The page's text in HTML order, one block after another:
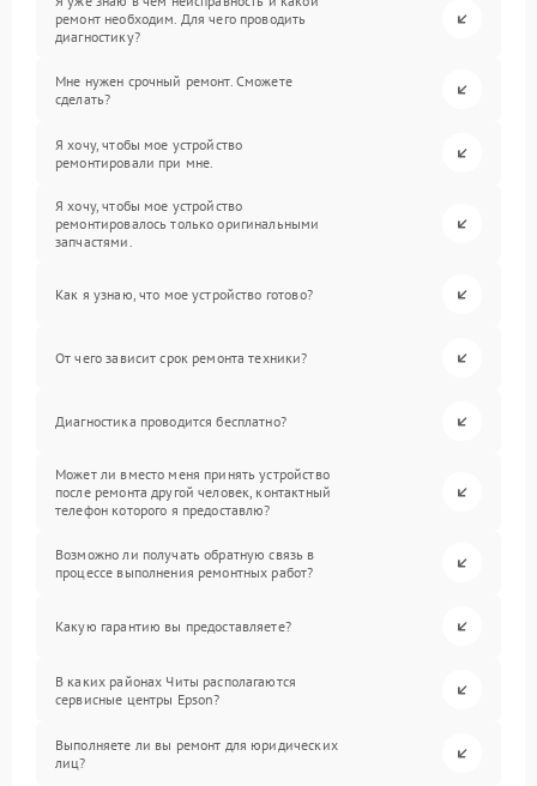
ремонт необходим. Для чего проводить
диагностику?
Мне нужен срочный ремонт. Сможете
сделать?
Я хочу, чтобы мое устройство
ремонтировали при мне.
Я хочу, чтобы мое устройство
ремонтировалось только оригинальными
запчастями.
Как я узнаю, что мое устройство готово?
От чего зависит срок ремонта техники?
Диагностика проводится бесплатно?
Может ли вместо меня принять устройство
после ремонта другой человек, контактный
телефон которого я предоставлю?
Возможно ли получать обратную связь в
процессе выполнения ремонтных работ?
Какую гарантию вы предоставляете?
В каких районах Читы располагаются
сервисные центры Epson?
Выполняете ли вы ремонт для юридических
лиц?